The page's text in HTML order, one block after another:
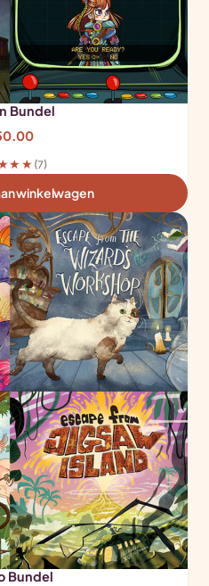
Bundel
(7)
winkelwagen
Bundel